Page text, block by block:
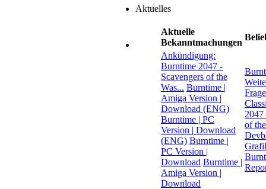
Aktuelles
Aktuelle
Bekanntmachungen
Ankündigung:
Burntime 2047 -
Scavengers of the
Was... Burntime |
Amiga Version |
Download (ENG)
Burntime | PC
Version | Download
(ENG) Burntime |
PC Version |
Download Burntime |
Amiga Version |
Download
2047
of